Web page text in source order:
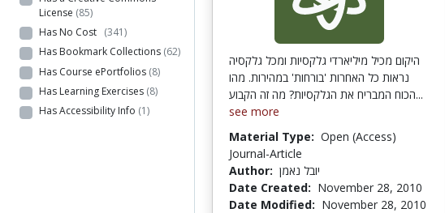
License (85)
Has No Cost (341)
Has Bookmark Collections (62)
Has Course ePortfolios (8)
Has Learning Exercises (8)
Has Accessibility Info (1)
היקום מכיל מיליארדי גלקסיות ומכל גלקסיה
נראות כל האחרות 'בורחות' במהירות. מהו
הכוח המבריח את הגלקסיות? מה זה הקבוע...
see more
Material Type: Open (Access)
Journal-Article
Author: יובל נאמן
Date Created: November 28, 2010
Date Modified: November 28, 2010